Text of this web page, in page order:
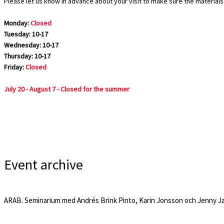
Monday:Closed
Tuesday: 10-17
Wednesday: 10-17
Thursday: 10-17
Friday:Closed
July 20 - August 7 - Closed for the summer
Event archive
ARAB. Seminarium med Andrés Brink Pinto, Karin Jonsson och Jenny